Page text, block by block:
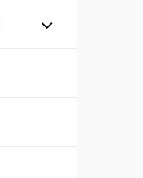
Mostrar/